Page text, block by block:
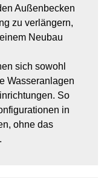
Außenbecken
zu verlängern,
Neubau
sich sowohl
Wasseranlagen
So
in
ohne das